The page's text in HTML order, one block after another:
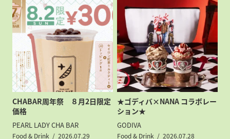
CHABAR周年祭 ８月2日限定
価格
PEARL LADY CHA BAR
Food & Drink 2026.07.29
★ゴディバ×NANA コラボレー
ション★
GODIVA
Food & Drink 2026.07.28